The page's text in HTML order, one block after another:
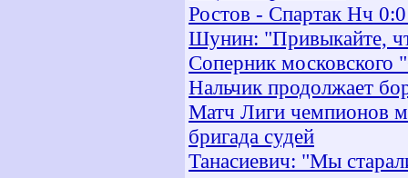
Ростов - Спартак Нч
Шунин: "Привыкайте,
Соперник московского
Нальчик продолжает
Матч Лиги чемпионов
бригада судей
Танасиевич: "Мы